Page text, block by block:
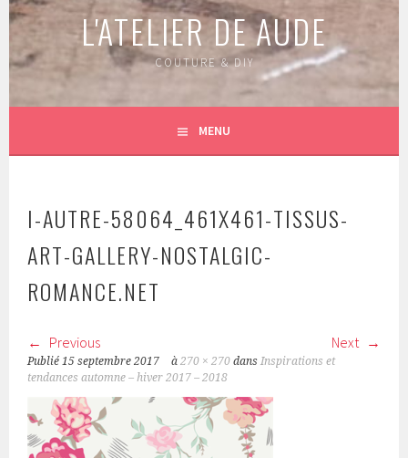
L'ATELIER DE AUDE
COUTURE & DIY
MENU
I-AUTRE-58064_461X461-TISSUS-
ART-GALLERY-NOSTALGIC-
ROMANCE.NET
Previous Next
Publié15 septembre 2017 à270 × 270 dansInspirations et
tendances automne – hiver 2017 – 2018